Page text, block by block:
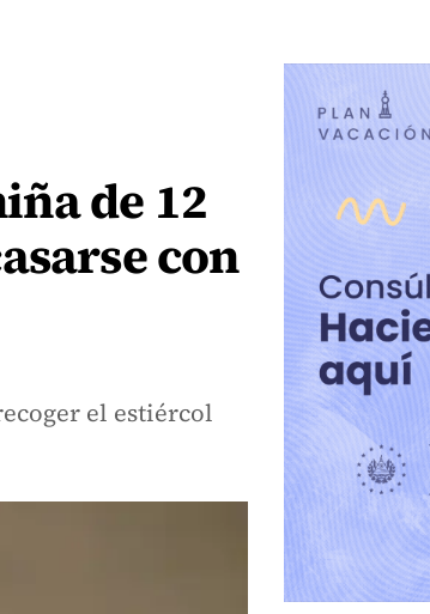
de 12
con
el estiércol